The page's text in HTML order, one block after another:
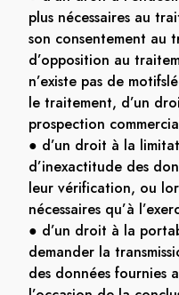
plus nécessaires au
son consentement au
d’opposition au
n’existe pas de
le traitement, d’un
prospection
● d’un droit à la
d’inexactitude des
leur vérification, ou
nécessaires qu’à
● d’un droit à la
demander la
des données fournies